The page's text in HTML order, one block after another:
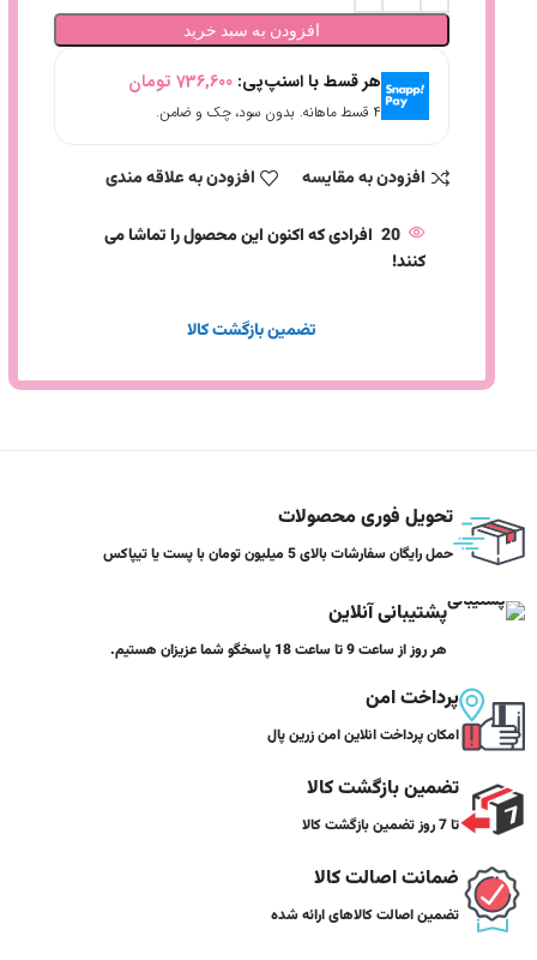
افزودن به سبد خرید
هر قسط با اسنپ‌پی: 736,600 تومان
۴ قسط ماهانه. بدون سود، چک و ضامن.
افزودن به مقایسه افزودن به علاقه مندی
20 افرادی که اکنون این محصول را تماشا می
کنند!
تضمین بازگشت کالا
تحویل فوری محصولات
حمل رایگان سفارشات بالای 5 میلیون تومان با پست یا تیپاکس
پشتیبانی آنلاین
هر روز از ساعت 9 تا ساعت 18 پاسخگو شما عزیزان هستیم.
پرداخت امن
امکان پرداخت انلاین امن زرین پال
تضمین بازگشت کالا
تا 7 روز تضمین بازگشت کالا
ضمانت اصالت کالا
تضمین اصالت کالاهای ارائه شده